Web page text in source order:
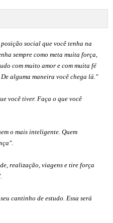
social que você tenha na
sempre como meta muita força,
com muito amor e com muita fé
alguma maneira você chega lá."
você tiver. Faça o que você
o mais inteligente. Quem
realização, viagens e tire força
cantinho de estudo. Essa será